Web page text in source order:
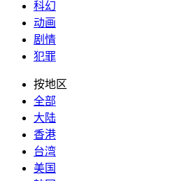
科幻
动画
剧情
犯罪
按地区
全部
大陆
香港
台湾
美国